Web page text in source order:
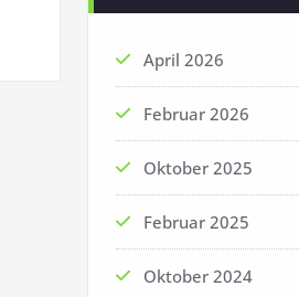
April 2026
Februar 2026
Oktober 2025
Februar 2025
Oktober 2024